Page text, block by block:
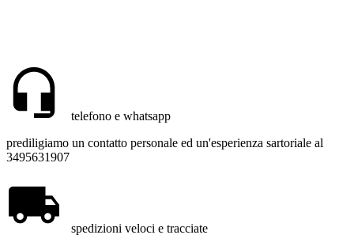
telefono e whatsapp
prediligiamo un contatto personale ed un'esperienza sartoriale al
3495631907
spedizioni veloci e tracciate